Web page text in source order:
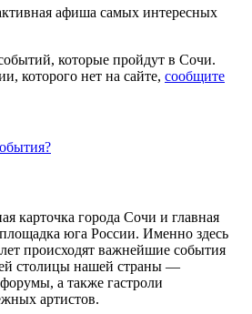
афиша самых интересных
которые пройдут в Сочи.
которого нет на сайте, сообщите
карточка города Сочи и главная
юга России. Именно здесь
происходят важнейшие события
столицы нашей страны —
а также гастроли
артистов.